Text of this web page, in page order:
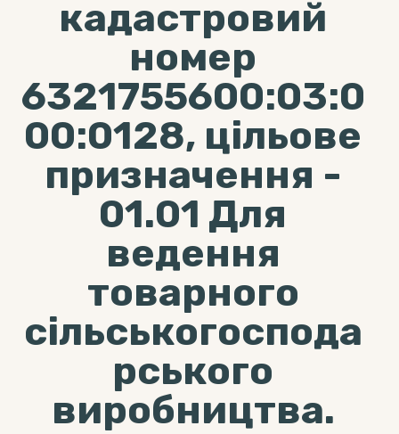
кадастровий
номер
6321755600:03:0
00:0128, цільове
призначення -
01.01 Для
ведення
товарного
сільськогоспода
рського
виробництва.